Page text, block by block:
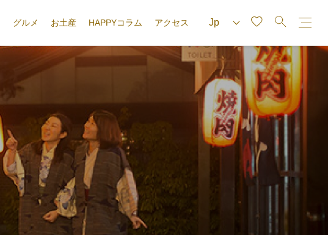
グルメ お土産 HAPPYコラム アクセス